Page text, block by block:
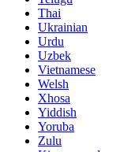
Thai
Ukrainian
Urdu
Uzbek
Vietnamese
Welsh
Xhosa
Yiddish
Yoruba
Zulu